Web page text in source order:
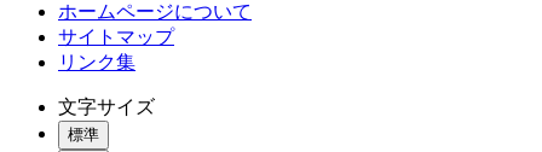
ホームページについて
サイトマップ
リンク集
文字サイズ
標準